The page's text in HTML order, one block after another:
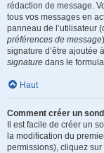
rédaction de message.
tous vos messages en
panneau de l’utilisateur
préférences de message
signature d’être ajoutée
signature dans le
Haut
Comment créer un
Il est facile de créer un
la modification du
permissions), cliquez sur